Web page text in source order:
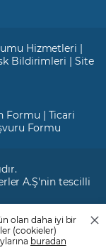
Hizmetleri |
Bildirimleri |Site
Formu | Ticari
Formu
A.Ş'nin tescilli
olan daha iyi bir
(cookieler)
buradan